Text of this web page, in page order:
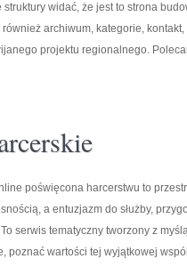
struktury widać, że jest to strona
archiwum, kategorie,
projektu regionalnego.
poświęcona harcerstwu to
a entuzjazm do służby,
To serwis tematyczny tworzony z
poznać wartości tej wyjątkowej